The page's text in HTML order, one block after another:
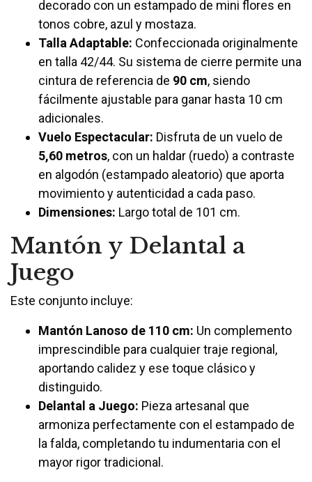
decorado con un estampado de mini flores en
tonos cobre, azul y mostaza.
Talla Adaptable: Confeccionada originalmente
en talla 42/44. Su sistema de cierre permite una
cintura de referencia de 90 cm, siendo
fácilmente ajustable para ganar hasta 10 cm
adicionales.
Vuelo Espectacular: Disfruta de un vuelo de
5,60 metros, con un haldar (ruedo) a contraste
en algodón (estampado aleatorio) que aporta
movimiento y autenticidad a cada paso.
Dimensiones: Largo total de 101 cm.
Mantón y Delantal a
Juego
Este conjunto incluye:
Mantón Lanoso de 110 cm: Un complemento
imprescindible para cualquier traje regional,
aportando calidez y ese toque clásico y
distinguido.
Delantal a Juego: Pieza artesanal que
armoniza perfectamente con el estampado de
la falda, completando tu indumentaria con el
mayor rigor tradicional.